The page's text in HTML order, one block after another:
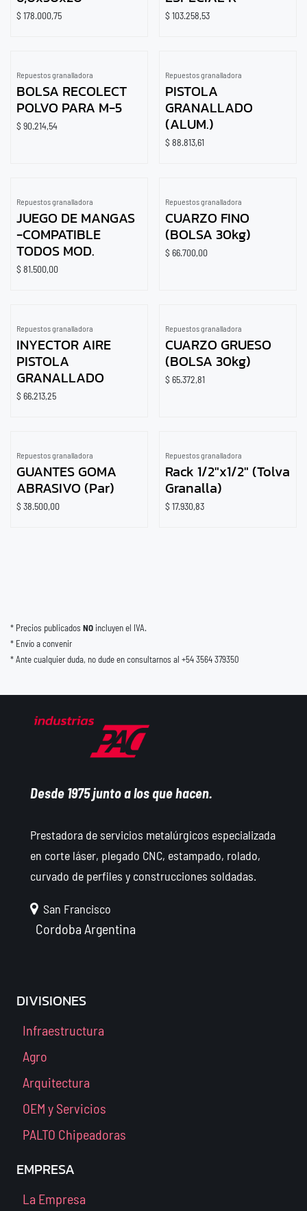
$178.000,75 $103.258,53
Repuestos granalladora
BOLSA RECOLECT
POLVO PARA M-5
$90.214,54
Repuestos granalladora
PISTOLA
GRANALLADO
(ALUM.)
$88.813,61
Repuestos granalladora
JUEGO DE MANGAS
-COMPATIBLE
TODOS MOD.
$81.500,00
Repuestos granalladora
CUARZO FINO
(BOLSA 30kg)
$66.700,00
Repuestos granalladora
INYECTOR AIRE
PISTOLA
GRANALLADO
$66.213,25
Repuestos granalladora
CUARZO GRUESO
(BOLSA 30kg)
$65.372,81
Repuestos granalladora
GUANTES GOMA
ABRASIVO (Par)
$38.500,00
Repuestos granalladora
Rack 1/2"x1/2" (Tolva
Granalla)
$17.930,83
* Precios publicados NO incluyen el IVA.
* Envío a convenir
* Ante cualquier duda, no dude en consultarnos al +54 3564 379350
Desde 1975 junto a los que hacen.
Prestadora de servicios metalúrgicos especializada
en corte láser, plegado CNC, estampado, rolado,
curvado de perfiles y construcciones soldadas.
San Francisco
Cordoba Argentina
DIVISIONES
Infraestructura
Agro
Arquitectura
OEM y Servicios
PALTO Chipeadoras
EMPRESA
La Empresa